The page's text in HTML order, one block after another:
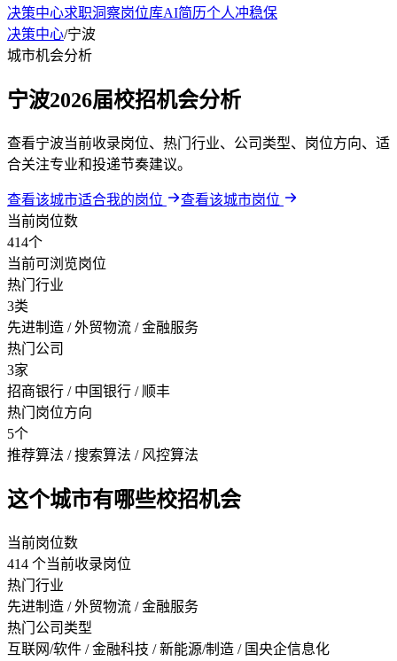
决策中心求职洞察岗位库AI简历个人冲稳保
决策中心/宁波
城市机会分析
宁波2026届校招机会分析
查看宁波当前收录岗位、热门行业、公司类型、岗位方向、适
合关注专业和投递节奏建议。
查看该城市适合我的岗位
查看该城市岗位
当前岗位数
414个
当前可浏览岗位
热门行业
3类
先进制造 / 外贸物流 / 金融服务
热门公司
3家
招商银行 / 中国银行 / 顺丰
热门岗位方向
5个
推荐算法 / 搜索算法 / 风控算法
这个城市有哪些校招机会
当前岗位数
414 个当前收录岗位
热门行业
先进制造 / 外贸物流 / 金融服务
热门公司类型
互联网/软件 / 金融科技 / 新能源/制造 / 国央企信息化